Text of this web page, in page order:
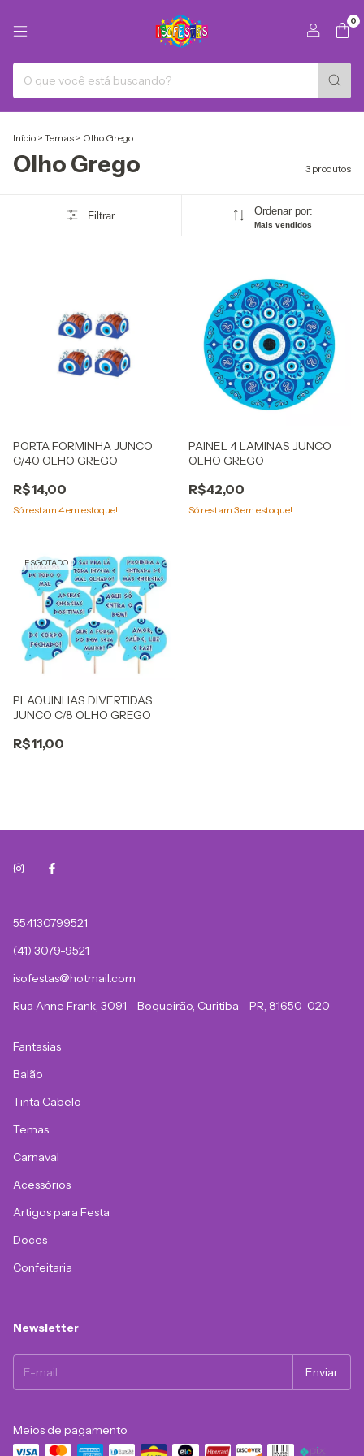
0
Início > Temas > Olho Grego
Olho Grego 3 produtos
Filtrar Ordenar por:
Mais vendidos
PORTA FORMINHA JUNCO
C/40 OLHO GREGO
R$14,00
Só restam 4em estoque!
PAINEL 4 LAMINAS JUNCO
OLHO GREGO
R$42,00
Só restam 3em estoque!
ESGOTADO
PLAQUINHAS DIVERTIDAS
JUNCO C/8 OLHO GREGO
R$11,00
554130799521
(41) 3079-9521
isofestas@hotmail.com
Rua Anne Frank, 3091 - Boqueirão, Curitiba - PR, 81650-020
Fantasias
Balão
Tinta Cabelo
Temas
Carnaval
Acessórios
Artigos para Festa
Doces
Confeitaria
Newsletter
Meios de pagamento